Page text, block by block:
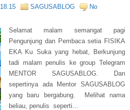
18.15 SAGUSABLOG
No
Selamat malam semangat pagi
Pengunjung dan Pembaca setia FISIKA
EKA Ku Suka yang hebat, Berkunjung
tadi malam penulis ke group Telegram
MENTOR SAGUSABLOG. Dan
sepertinya ada Mentor SAGUSABLOG
yang baru bergabung. Melihat nama
beliau, penulis seperti...